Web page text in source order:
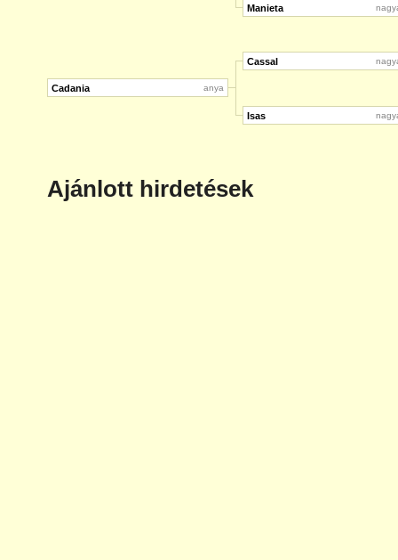
Cadania anya
Manieta
Cassal
Isas
Ajánlott hirdetések